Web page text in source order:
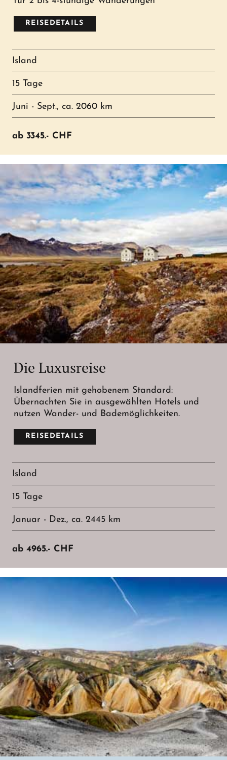
REISEDETAILS
Island
15 Tage
Juni - Sept., ca. 2060 km
ab 3345.- CHF
Die Luxusreise
Islandferien mit gehobenem Standard:
Übernachten Sie in ausgewählten Hotels und
nutzen Wander- und Bademöglichkeiten.
REISEDETAILS
Island
15 Tage
Januar - Dez., ca. 2445 km
ab 4965.- CHF